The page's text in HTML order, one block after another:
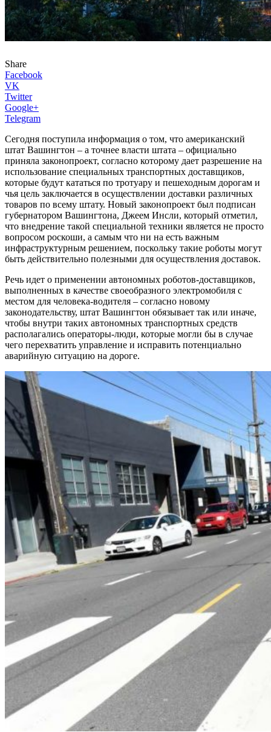
Share
Facebook
VK
Twitter
Google+
Telegram
Сегодня поступила информация о том, что американский
штат Вашингтон – а точнее власти штата – официально
приняла законопроект, согласно которому дает разрешение на
использование специальных транспортных доставщиков,
которые будут кататься по тротуару и пешеходным дорогам и
чья цель заключается в осуществлении доставки различных
товаров по всему штату. Новый законопроект был подписан
губернатором Вашингтона, Джеем Инсли, который отметил,
что внедрение такой специальной техники является не просто
вопросом роскоши, а самым что ни на есть важным
инфраструктурным решением, поскольку такие роботы могут
быть действительно полезными для осуществления доставок.
Речь идет о применении автономных роботов-доставщиков,
выполненных в качестве своеобразного электромобиля с
местом для человека-водителя – согласно новому
законодательству, штат Вашингтон обязывает так или иначе,
чтобы внутри таких автономных транспортных средств
располагались операторы-люди, которые могли бы в случае
чего перехватить управление и исправить потенциально
аварийную ситуацию на дороге.